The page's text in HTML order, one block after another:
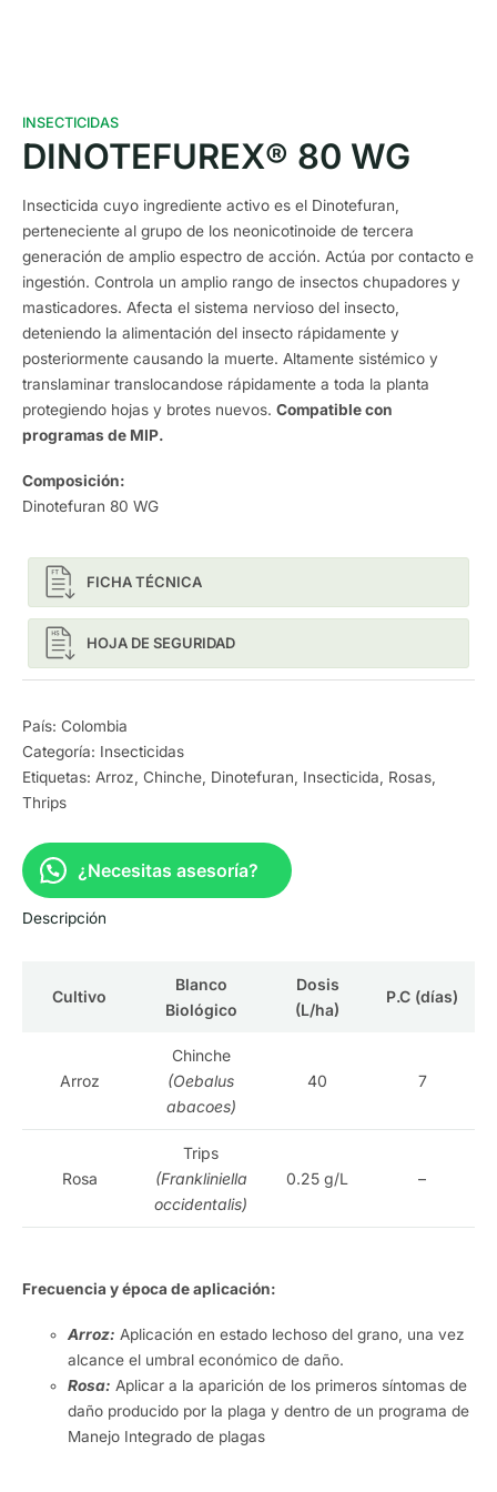
INSECTICIDAS
DINOTEFUREX® 80 WG
Insecticida cuyo ingrediente activo es el Dinotefuran,
perteneciente al grupo de los neonicotinoide de tercera
generación de amplio espectro de acción. Actúa por contacto e
ingestión. Controla un amplio rango de insectos chupadores y
masticadores. Afecta el sistema nervioso del insecto,
deteniendo la alimentación del insecto rápidamente y
posteriormente causando la muerte. Altamente sistémico y
translaminar translocandose rápidamente a toda la planta
protegiendo hojas y brotes nuevos. Compatible con
programas de MIP.
Composición:
Dinotefuran 80 WG
FICHA TÉCNICA
HOJA DE SEGURIDAD
País: Colombia
Categoría: Insecticidas
Etiquetas: Arroz, Chinche, Dinotefuran, Insecticida, Rosas,
Thrips
¿Necesitas asesoría?
Descripción
Cultivo
Blanco
Biológico
Dosis
(L/ha)
P.C (días)
Arroz
Chinche
(Oebalus
abacoes)
40 7
Rosa
Trips
(Frankliniella
occidentalis)
0.25 g/L –
Frecuencia y época de aplicación:
Arroz: Aplicación en estado lechoso del grano, una vez
alcance el umbral económico de daño.
Rosa: Aplicar a la aparición de los primeros síntomas de
daño producido por la plaga y dentro de un programa de
Manejo Integrado de plagas